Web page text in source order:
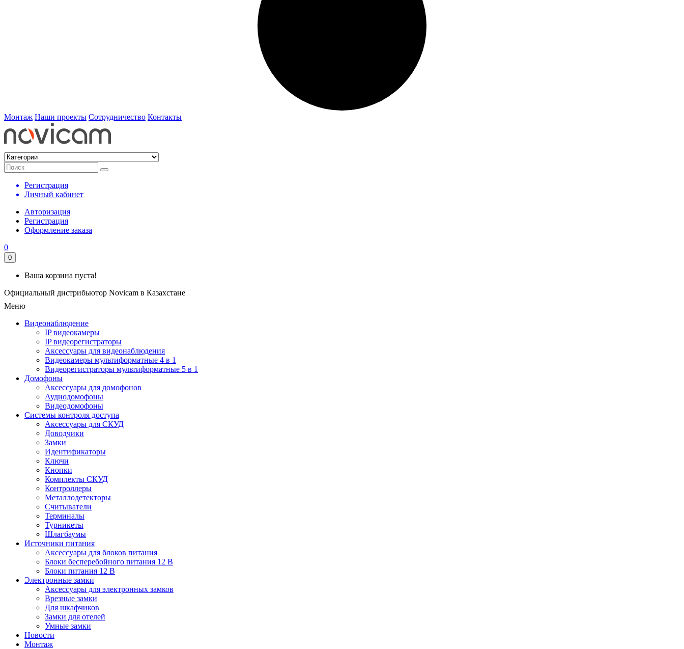
Монтаж Наши проекты Сотрудничество Контакты
Регистрация
Личный кабинет
Авторизация
Регистрация
Оформление заказа
0
0
Ваша корзина пуста!
Официальный дистрибьютор Novicam в Казахстане
Меню
Видеонаблюдение
IP видеокамеры
IP видеорегистраторы
Аксессуары для видеонаблюдения
Видеокамеры мультиформатные 4 в 1
Видеорегистраторы мультиформатные 5 в 1
Домофоны
Аксессуары для домофонов
Аудиодомофоны
Видеодомофоны
Системы контроля доступа
Аксессуары для СКУД
Доводчики
Замки
Идентификаторы
Ключи
Кнопки
Комплекты СКУД
Контроллеры
Металлодетекторы
Считыватели
Терминалы
Турникеты
Шлагбаумы
Источники питания
Аксессуары для блоков питания
Блоки бесперебойного питания 12 В
Блоки питания 12 В
Электронные замки
Аксессуары для электронных замков
Врезные замки
Для шкафчиков
Замки для отелей
Умные замки
Новости
Монтаж